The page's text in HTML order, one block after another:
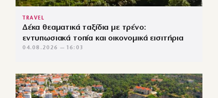
TRAVEL
Δέκα θεαματικά ταξίδια με τρένο:
εντυπωσιακά τοπία και οικονομικά εισιτήρια
04.08.2026 — 16:03